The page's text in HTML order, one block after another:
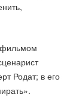
фильмом
Родат; в его